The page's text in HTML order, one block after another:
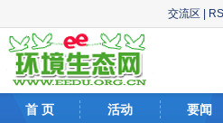
交流区
首 页 活动 要闻